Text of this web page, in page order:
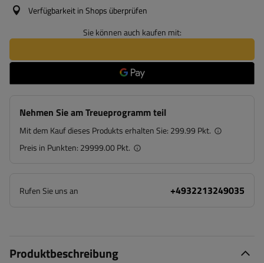
Verfügbarkeit in Shops überprüfen
Sie können auch kaufen mit:
Nehmen Sie am Treueprogramm teil
Mit dem Kauf dieses Produkts erhalten Sie: 299.99 Pkt.
Preis in Punkten: 29999.00 Pkt.
Rufen Sie uns an +4932213249035
Produktbeschreibung